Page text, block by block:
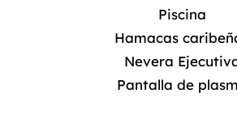
Piscina
Hamacas
Nevera
Pantalla de